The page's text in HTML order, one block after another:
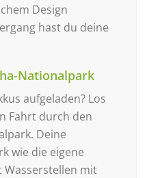
Design
hast du deine
Nationalpark
aufgeladen? Los
Fahrt durch den
Deine
wie die eigene
Wasserstellen mit